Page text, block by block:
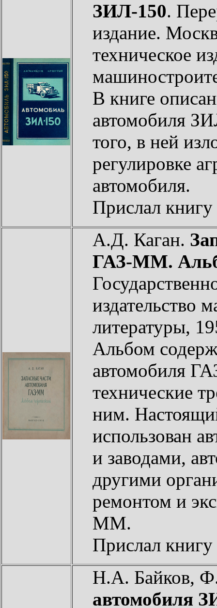
ЗИЛ-150.
издание.
техническое
В книге
автомобиля
того, в ней
регулировке
автомобиля.
Прислал книгу
А.Д. Каган.
ГАЗ-ММ.
издательство
литературы,
Альбом
автомобиля
технические
ним.
использован
и заводами,
другими
ремонтом и
ММ.
Прислал книгу
Н.А. Байков,
автомобиля